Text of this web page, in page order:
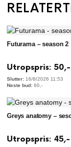
Futurama – season 2
Utropspris: 50,-
16/8/2026 11:53
60 ,-
Greys anatomy –
Utropspris: 45,-